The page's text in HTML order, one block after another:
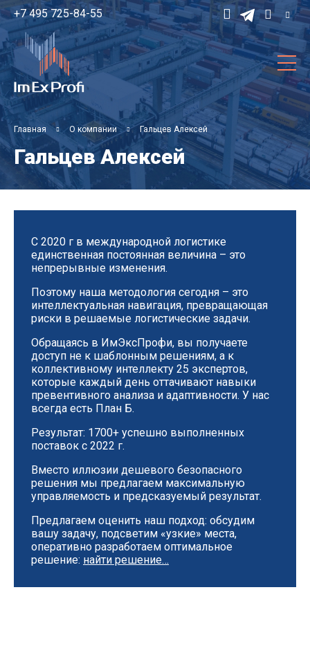
+7 495 725-84-55
Главная О компании Гальцев Алексей
Гальцев Алексей
C 2020 г в международной логистике
единственная постоянная величина – это
непрерывные изменения.
Поэтому наша методология сегодня – это
интеллектуальная навигация, превращающая
риски в решаемые логистические задачи.
Обращаясь в ИмЭксПрофи, вы получаете
доступ не к шаблонным решениям, а к
коллективному интеллекту 25 экспертов,
которые каждый день оттачивают навыки
превентивного анализа и адаптивности. У нас
всегда есть План Б.
Результат: 1700+ успешно выполненных
поставок с 2022 г.
Вместо иллюзии дешевого безопасного
решения мы предлагаем максимальную
управляемость и предсказуемый результат.
Предлагаем оценить наш подход: обсудим
вашу задачу, подсветим «узкие» места,
оперативно разработаем оптимальное
решение: найти решение…